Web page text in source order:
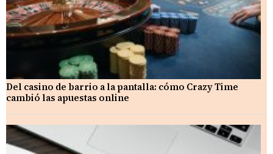
Del casino de barrio a la pantalla: cómo Crazy Time
cambió las apuestas online